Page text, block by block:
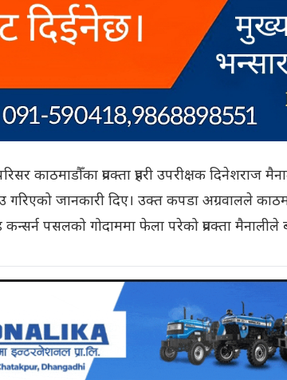
परिसर काठमाडौँका प्रवक्ता प्रहरी उपरीक्षक
गरिएको जानकारी दिए। उक्त कपडा अग्रवालले
कन्सर्न पसलको गोदाममा फेला परेको प्रवक्ता मैनालीले